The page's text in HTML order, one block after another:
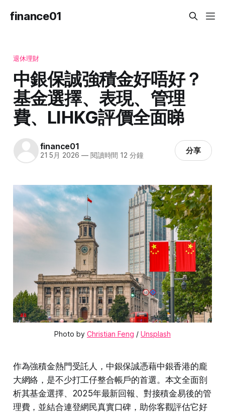
finance01
退休理財
中銀保誠強積金好唔好？
基金選擇、表現、管理
費、LIHKG評價全面睇
finance01
21 5月 2026 —閱讀時間 12 分鐘 分享
Photo by Christian Feng / Unsplash
作為強積金熱門受託人，中銀保誠憑藉中銀香港的龐
大網絡，是不少打工仔整合帳戶的首選。本文全面剖
析其基金選擇、2025年最新回報、對接積金易後的管
理費，並結合連登網民真實口碑，助你客觀評估它好